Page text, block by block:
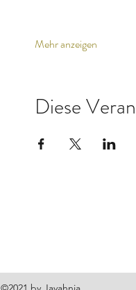
Mehr anzeigen
Diese